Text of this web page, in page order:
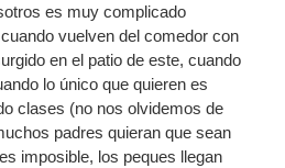
es muy complicado
vuelven del comedor con
en el patio de este, cuando
lo único que quieren es
clases (no nos olvidemos de
padres quieran que sean
imposible, los peques llegan